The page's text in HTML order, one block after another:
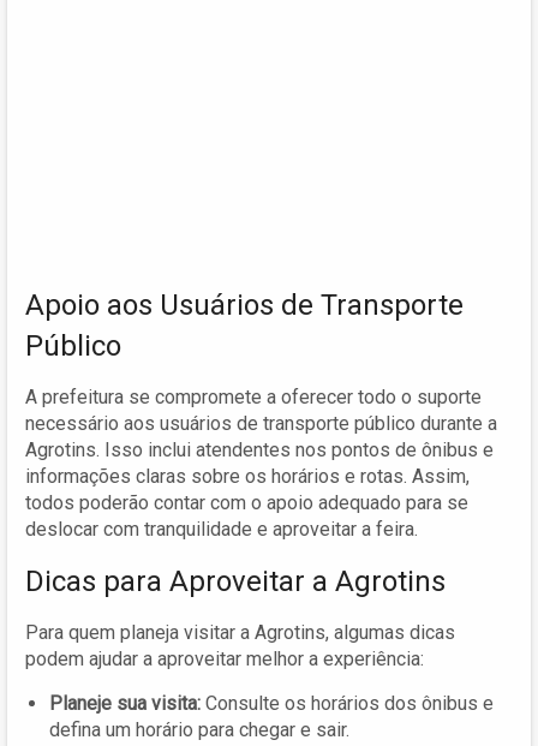
Apoio aos Usuários de Transporte
Público
A prefeitura se compromete a oferecer todo o suporte
necessário aos usuários de transporte público durante a
Agrotins. Isso inclui atendentes nos pontos de ônibus e
informações claras sobre os horários e rotas. Assim,
todos poderão contar com o apoio adequado para se
deslocar com tranquilidade e aproveitar a feira.
Dicas para Aproveitar a Agrotins
Para quem planeja visitar a Agrotins, algumas dicas
podem ajudar a aproveitar melhor a experiência:
Planeje sua visita: Consulte os horários dos ônibus e
defina um horário para chegar e sair.